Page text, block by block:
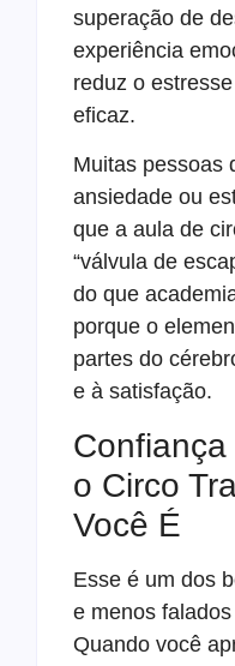
superação de
experiência
reduz o
eficaz.
Muitas pessoas
ansiedade ou
que a aula de
“válvula de
do que
porque o
partes do
e à satisfação.
o Circo
Você É
Esse é um dos
e menos
Quando você